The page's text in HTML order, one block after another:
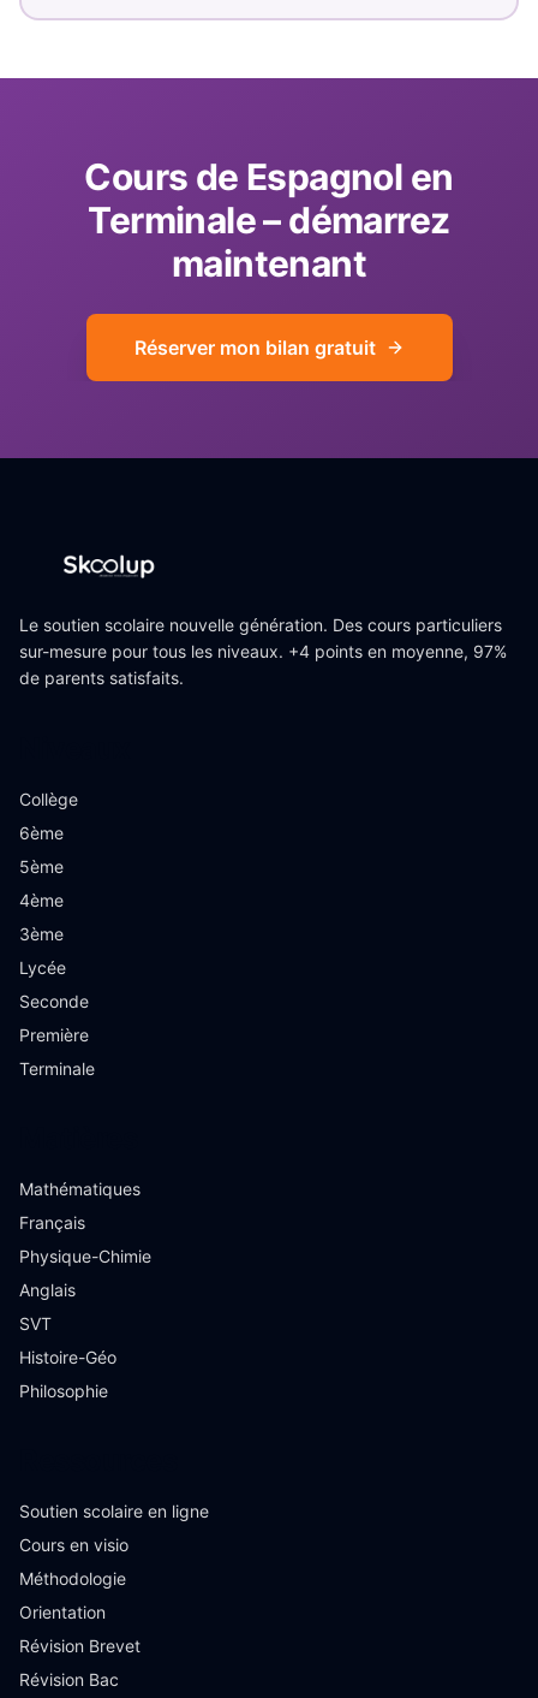
Cours de Espagnol en
Terminale– démarrez
maintenant
Réserver mon bilan gratuit
Le soutien scolaire nouvelle génération. Des cours particuliers
sur-mesure pour tous les niveaux. +4 points en moyenne, 97%
de parents satisfaits.
Collège
6ème
5ème
4ème
3ème
Lycée
Seconde
Première
Terminale
Mathématiques
Français
Physique-Chimie
Anglais
SVT
Histoire-Géo
Philosophie
Soutien scolaire en ligne
Cours en visio
Méthodologie
Orientation
Révision Brevet
Révision Bac